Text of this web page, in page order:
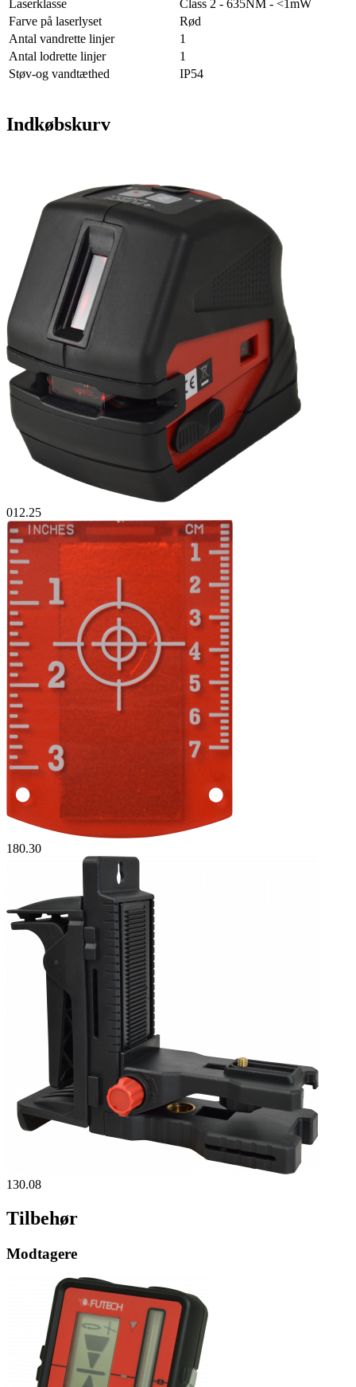
Laserklasse
Class 2 - 635NM - <1mW
Farve på laserlyset
Rød
Antal vandrette linjer
1
Antal lodrette linjer
1
Støv-og vandtæthed
IP54
Indkøbskurv
012.25
180.30
130.08
Tilbehør
Modtagere